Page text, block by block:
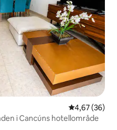
4,67 av 5 i
4,67 (36)
i Cancúns hotellområde